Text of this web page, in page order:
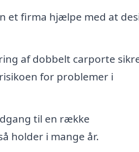
et firma hjælpe med at
af dobbelt carporte
for problemer i
til en række
holder i mange år.